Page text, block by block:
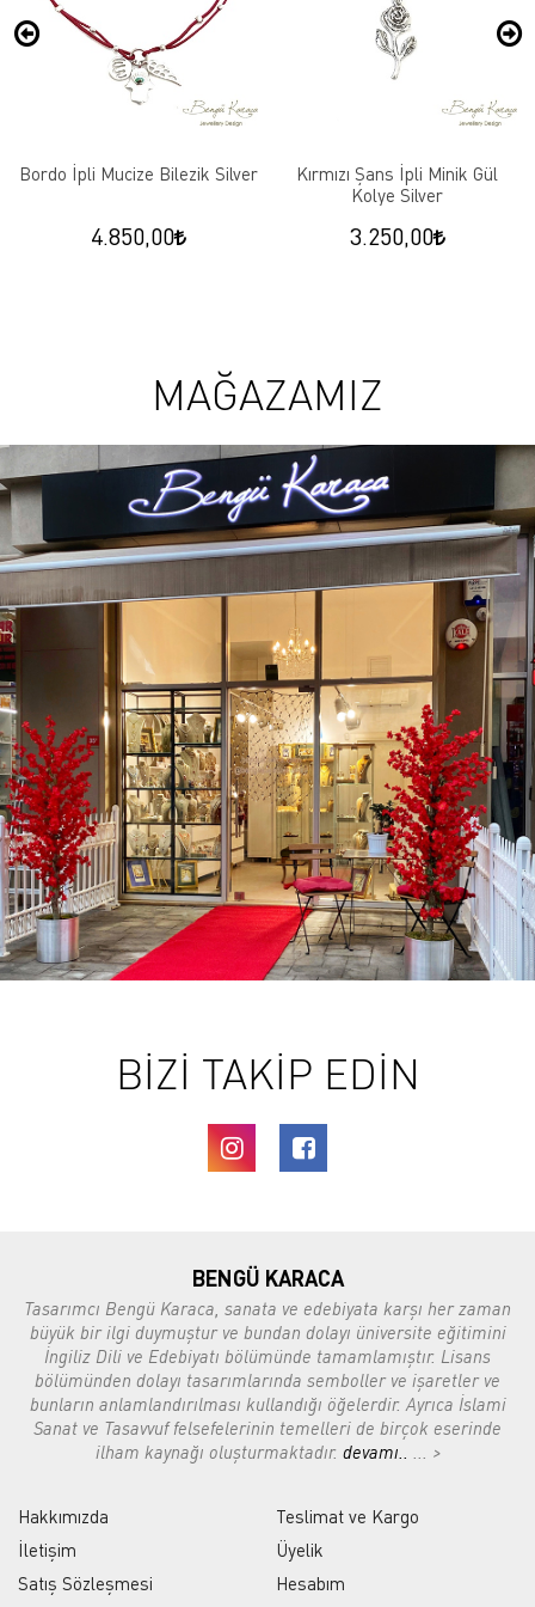
Bordo İpli Mucize Bilezik Silver
4.850,00
Kırmızı Şans İpli Minik Gül
Kolye Silver
3.250,00
MAĞAZAMIZ
BİZİ TAKİP EDİN
BENGÜ KARACA
Tasarımcı Bengü Karaca, sanata ve edebiyata karşı her zaman
büyük bir ilgi duymuştur ve bundan dolayı üniversite eğitimini
İngiliz Dili ve Edebiyatı bölümünde tamamlamıştır. Lisans
bölümünden dolayı tasarımlarında semboller ve işaretler ve
bunların anlamlandırılması kullandığı öğelerdir. Ayrıca İslami
Sanat ve Tasavvuf felsefelerinin temelleri de birçok eserinde
ilham kaynağı oluşturmaktadır. devamı.. ... >
Hakkımızda
İletişim
Satış Sözleşmesi
Teslimat ve Kargo
Üyelik
Hesabım